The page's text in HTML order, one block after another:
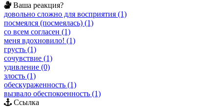
Ваша реакция?
довольно сложно для восприятия (1)
посмеялся (посмеялась) (1)
со всем согласен (1)
меня вдохновило! (1)
грусть (1)
сочувствие (1)
удивление (0)
злость (1)
обескураженность (1)
вызвало обеспокоенность (1)
Ссылка